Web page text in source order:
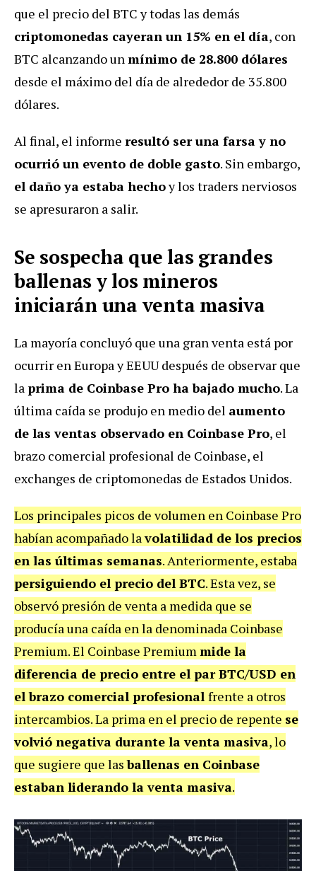
que el precio del BTC y todas las demás
criptomonedas cayeran un 15% en el día, con
BTC alcanzando unmínimo de 28.800 dólares
desde el máximo del día de alrededor de 35.800
dólares.
Al final, el informe resultó ser una farsa y no
ocurrió un evento de doble gasto. Sin embargo,
el daño ya estaba hechoy los traders nerviosos
se apresuraron a salir.
Se sospecha que las grandes
ballenas y los mineros
iniciarán una venta masiva
La mayoría concluyó que una gran venta está por
ocurrir en Europa y EEUU después de observar que
laprima de Coinbase Pro ha bajado mucho. La
última caída se produjo en medio del aumento
de las ventas observado en Coinbase Pro, el
brazo comercial profesional de Coinbase, el
exchanges de criptomonedas de Estados Unidos.
Los principales picos de volumen en Coinbase Pro
habían acompañado lavolatilidad de los precios
en las últimas semanas. Anteriormente, estaba
persiguiendo el precio del BTC. Esta vez, se
observó presión de venta a medida que se
producía una caída en la denominada Coinbase
Premium. El Coinbase Premiummide la
diferencia de precio entre el par BTC/USD en
el brazo comercial profesional frente a otros
intercambios. La prima en el precio de repente se
volvió negativa durante la venta masiva, lo
que sugiere que lasballenas en Coinbase
estaban liderando la venta masiva.